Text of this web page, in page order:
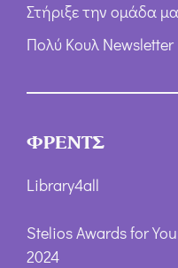
Στήριξε την ομάδα
Πολύ Κουλ Newsletter
ΦΡΕΝΤΣ
Library4all
Stelios Awards for
2024